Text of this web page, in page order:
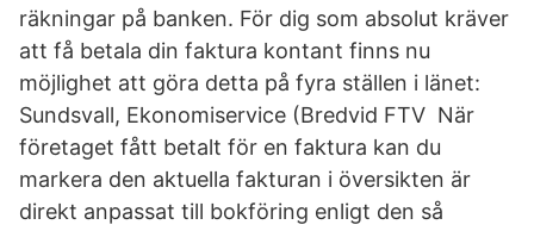
räkningar på banken. För dig som absolut kräver
att få betala din faktura kontant finns nu
möjlighet att göra detta på fyra ställen i länet:
Sundsvall, Ekonomiservice (Bredvid FTV När
företaget fått betalt för en faktura kan du
markera den aktuella fakturan i översikten är
direkt anpassat till bokföring enligt den så